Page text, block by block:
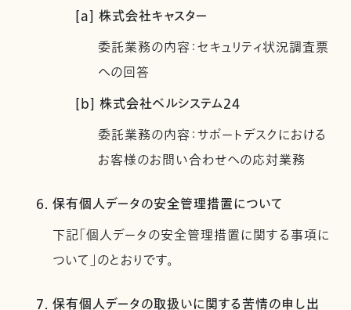
[a] 株式会社キャスター
委託業務の内容：セキュリティ状況調査票
への回答
[b] 株式会社ベルシステム24
委託業務の内容：サポートデスクにおける
お客様のお問い合わせへの応対業務
6. 保有個人データの安全管理措置について
下記「個人データの安全管理措置に関する事項に
ついて」のとおりです。
7. 保有個人データの取扱いに関する苦情の申し出